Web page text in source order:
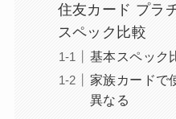
住友カード プラ
スペック比較
基本スペック
家族カードで
異なる